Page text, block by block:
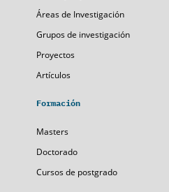
Áreas de Investigación
Grupos de investigación
Proyectos
Artículos
Formación
Masters
Doctorado
Cursos de postgrado